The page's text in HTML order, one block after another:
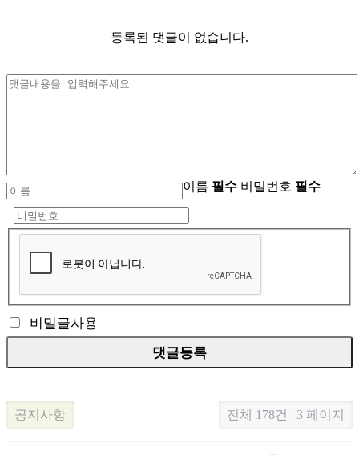
등록된 댓글이 없습니다.
이름 필수 비밀번호 필수
비밀글사용
공지사항 전체 178건 | 3 페이지